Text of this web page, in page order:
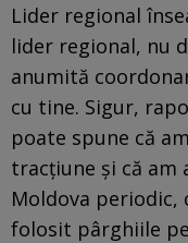
Lider regional
lider regional, nu
anumită
cu tine. Sigur,
poate spune că
tracțiune și că am
Moldova periodic,
folosit pârghiile